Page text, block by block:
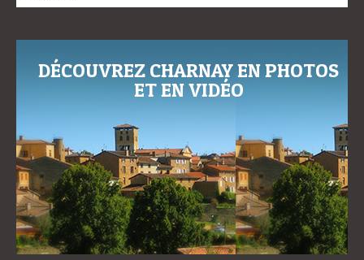
DÉCOUVREZ CHARNAY EN PHOTOS
ET EN VIDÉO